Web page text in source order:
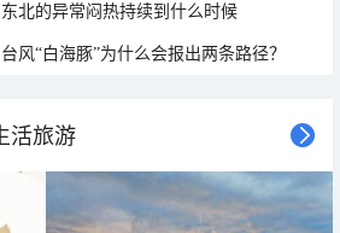
东北的异常闷热持续到什么时候
台风“白海豚”为什么会报出两条路径？
活旅游